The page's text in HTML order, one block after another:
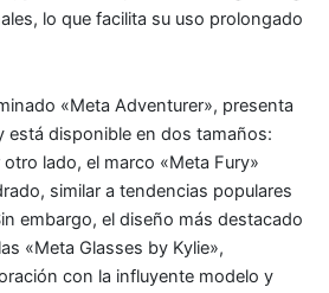
lo que facilita su uso prolongado
«Meta Adventurer», presenta
está disponible en dos tamaños:
lado, el marco «Meta Fury»
similar a tendencias populares
embargo, el diseño más destacado
«Meta Glasses by Kylie»,
con la influyente modelo y